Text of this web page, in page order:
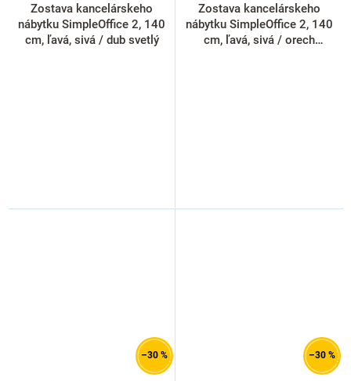
Zostava kancelárskeho
nábytku SimpleOffice 2, 140
cm, ľavá, sivá / dub svetlý
Zostava kancelárskeho
nábytku SimpleOffice 2, 140
cm, ľavá, sivá / orech
–30 % –30 %